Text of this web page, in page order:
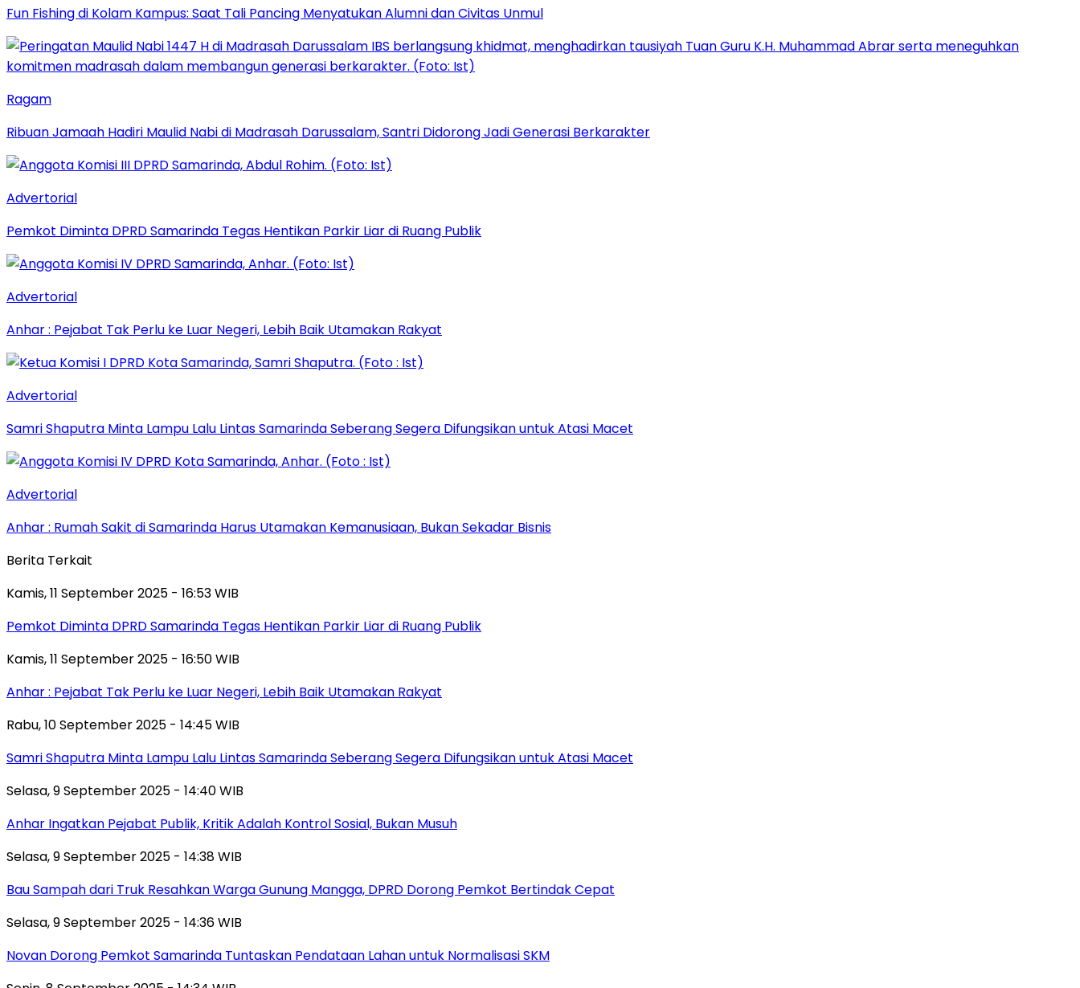
Fun Fishing di Kolam Kampus: Saat Tali Pancing Menyatukan Alumni dan Civitas Unmul
Ragam
Ribuan Jamaah Hadiri Maulid Nabi di Madrasah Darussalam, Santri Didorong Jadi Generasi Berkarakter
Advertorial
Pemkot Diminta DPRD Samarinda Tegas Hentikan Parkir Liar di Ruang Publik
Advertorial
Anhar : Pejabat Tak Perlu ke Luar Negeri, Lebih Baik Utamakan Rakyat
Advertorial
Samri Shaputra Minta Lampu Lalu Lintas Samarinda Seberang Segera Difungsikan untuk Atasi Macet
Advertorial
Anhar : Rumah Sakit di Samarinda Harus Utamakan Kemanusiaan, Bukan Sekadar Bisnis
Berita Terkait
Kamis, 11 September 2025 - 16:53 WIB
Pemkot Diminta DPRD Samarinda Tegas Hentikan Parkir Liar di Ruang Publik
Kamis, 11 September 2025 - 16:50 WIB
Anhar : Pejabat Tak Perlu ke Luar Negeri, Lebih Baik Utamakan Rakyat
Rabu, 10 September 2025 - 14:45 WIB
Samri Shaputra Minta Lampu Lalu Lintas Samarinda Seberang Segera Difungsikan untuk Atasi Macet
Selasa, 9 September 2025 - 14:40 WIB
Anhar Ingatkan Pejabat Publik, Kritik Adalah Kontrol Sosial, Bukan Musuh
Selasa, 9 September 2025 - 14:38 WIB
Bau Sampah dari Truk Resahkan Warga Gunung Mangga, DPRD Dorong Pemkot Bertindak Cepat
Selasa, 9 September 2025 - 14:36 WIB
Novan Dorong Pemkot Samarinda Tuntaskan Pendataan Lahan untuk Normalisasi SKM